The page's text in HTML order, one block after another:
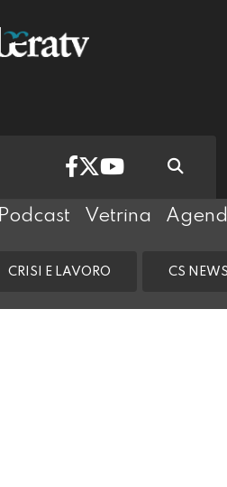
Podcast Vetrina
CRISI E LAVORO CS